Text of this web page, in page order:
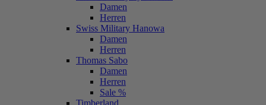
Damen
Herren
Swiss Military Hanowa
Damen
Herren
Thomas Sabo
Damen
Herren
Sale %
Timberland